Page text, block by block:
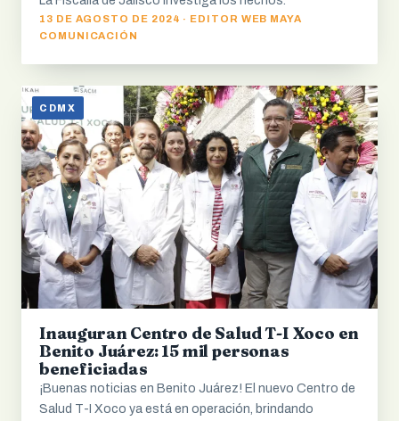
13 DE AGOSTO DE 2024 · EDITOR WEB MAYA
COMUNICACIÓN
CDMX
Inauguran Centro de Salud T-I Xoco en
Benito Juárez: 15 mil personas
beneficiadas
¡Buenas noticias en Benito Juárez! El nuevo Centro de
Salud T-I Xoco ya está en operación, brindando